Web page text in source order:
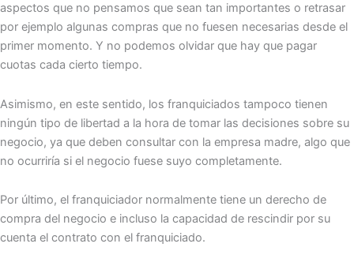
aspectos que no pensamos que sean tan importantes o retrasar
por ejemplo algunas compras que no fuesen necesarias desde el
primer momento. Y no podemos olvidar que hay que pagar
cuotas cada cierto tiempo.
Asimismo, en este sentido, los franquiciados tampoco tienen
ningún tipo de libertad a la hora de tomar las decisiones sobre su
negocio, ya que deben consultar con la empresa madre, algo que
no ocurriría si el negocio fuese suyo completamente.
Por último, el franquiciador normalmente tiene un derecho de
compra del negocio e incluso la capacidad de rescindir por su
cuenta el contrato con el franquiciado.